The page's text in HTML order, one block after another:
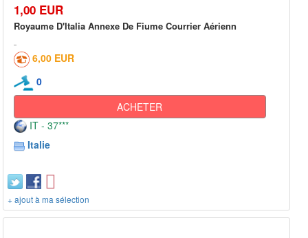
1,00 EUR
Royaume D'Italia Annexe De Fiume Courrier Aérienn
6,00 EUR
0
ACHETER
IT - 37***
Italie
+ ajout à ma sélection